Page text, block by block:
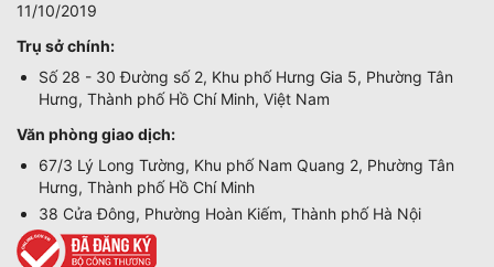
11/10/2019
Trụ sở chính:
Số 28 - 30 Đường số 2, Khu phố Hưng Gia 5, Phường Tân
Hưng, Thành phố Hồ Chí Minh, Việt Nam
Văn phòng giao dịch:
67/3 Lý Long Tường, Khu phố Nam Quang 2, Phường Tân
Hưng, Thành phố Hồ Chí Minh
38 Cửa Đông, Phường Hoàn Kiếm, Thành phố Hà Nội